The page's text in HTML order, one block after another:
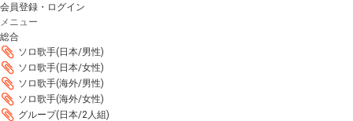
会員登録・ログイン
メニュー
総合
ソロ歌手(日本/男性)
ソロ歌手(日本/女性)
ソロ歌手(海外/男性)
ソロ歌手(海外/女性)
グループ(日本/2人組)